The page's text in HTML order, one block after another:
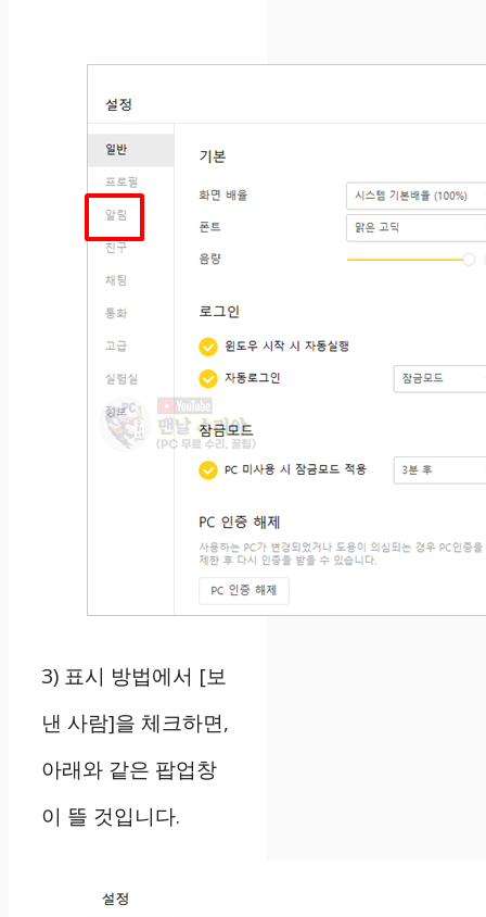
3) 표시 방법에서 [보
낸 사람]을 체크하면,
아래와 같은 팝업창
이 뜰 것입니다.